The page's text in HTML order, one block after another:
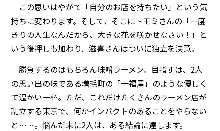
この思いはやがて「自分のお店を持ちたい」という気
持ちに変わります。そして、そこにトモミさんの「一度
きりの人生なんだから、大きな花を咲かせなさい！」と
いう後押しも加わり、滋喜さんはついに独立を決意。
勝負するのはもちろん味噌ラーメン。目指すは、2人
の思い出の味である増毛町の「一福屋」のような優しく
て温かい一杯。ただ、これだけたくさんのラーメン店が
乱立する東京で、何かインパクトのあることをやらない
と……。悩んだ末に2人は、ある結論に達します。